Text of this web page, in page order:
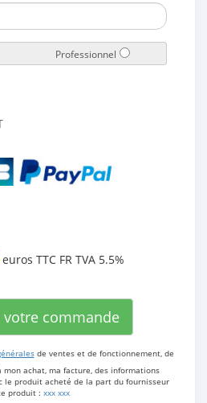
Professionnel
euros TTC FR TVA 5.5%
votre commande
de ventes et de fonctionnement, de
achat, ma facture, des informations
le produit acheté de la part du fournisseur
produit : xxx xxx